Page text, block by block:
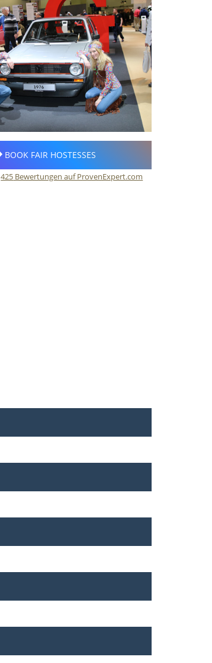
BOOK FAIR HOSTESSES
425 Bewertungen auf ProvenExpert.com